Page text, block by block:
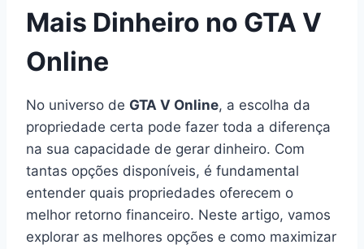
Mais Dinheiro no GTA V
Online
No universo de GTA V Online, a escolha da
propriedade certa pode fazer toda a diferença
na sua capacidade de gerar dinheiro. Com
tantas opções disponíveis, é fundamental
entender quais propriedades oferecem o
melhor retorno financeiro. Neste artigo, vamos
explorar as melhores opções e como maximizar